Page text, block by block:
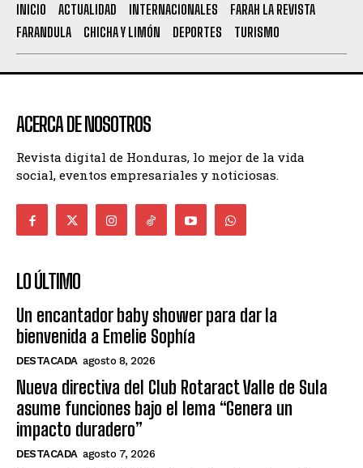
INICIO ACTUALIDAD INTERNACIONALES
FARAH LA REVISTA
FARANDULA
CHICHA Y LIMÓN DEPORTES TURISMO
ACERCA DE NOSOTROS
Revista digital de Honduras, lo mejor de la vida
social, eventos empresariales y noticiosas.
LO ÚLTIMO
Un encantador baby shower para dar la
bienvenida a Emelie Sophía
DESTACADA agosto 8, 2026
Nueva directiva del Club Rotaract Valle de Sula
asume funciones bajo el lema “Genera un
impacto duradero”
DESTACADA agosto 7, 2026